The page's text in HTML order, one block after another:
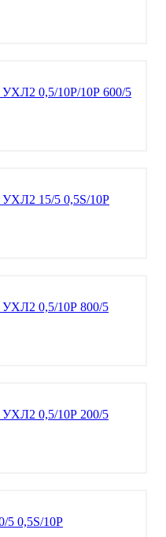
0,5/10Р/10Р 600/5
УХЛ2 15/5 0,5S/10Р
УХЛ2 0,5/10Р 800/5
УХЛ2 0,5/10Р 200/5
5 0,5S/10Р